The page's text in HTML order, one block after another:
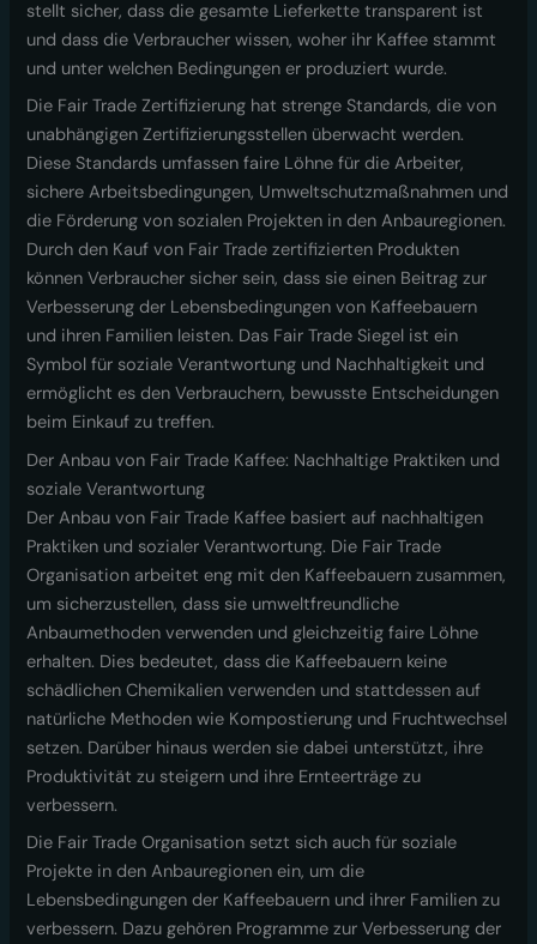
stellt sicher, dass die gesamte Lieferkette transparent ist
und dass die Verbraucher wissen, woher ihr Kaffee stammt
und unter welchen Bedingungen er produziert wurde.
Die Fair Trade Zertifizierung hat strenge Standards, die von
unabhängigen Zertifizierungsstellen überwacht werden.
Diese Standards umfassen faire Löhne für die Arbeiter,
sichere Arbeitsbedingungen, Umweltschutzmaßnahmen und
die Förderung von sozialen Projekten in den Anbauregionen.
Durch den Kauf von Fair Trade zertifizierten Produkten
können Verbraucher sicher sein, dass sie einen Beitrag zur
Verbesserung der Lebensbedingungen von Kaffeebauern
und ihren Familien leisten. Das Fair Trade Siegel ist ein
Symbol für soziale Verantwortung und Nachhaltigkeit und
ermöglicht es den Verbrauchern, bewusste Entscheidungen
beim Einkauf zu treffen.
Der Anbau von Fair Trade Kaffee: Nachhaltige Praktiken und
soziale Verantwortung
Der Anbau von Fair Trade Kaffee basiert auf nachhaltigen
Praktiken und sozialer Verantwortung. Die Fair Trade
Organisation arbeitet eng mit den Kaffeebauern zusammen,
um sicherzustellen, dass sie umweltfreundliche
Anbaumethoden verwenden und gleichzeitig faire Löhne
erhalten. Dies bedeutet, dass die Kaffeebauern keine
schädlichen Chemikalien verwenden und stattdessen auf
natürliche Methoden wie Kompostierung und Fruchtwechsel
setzen. Darüber hinaus werden sie dabei unterstützt, ihre
Produktivität zu steigern und ihre Ernteerträge zu
verbessern.
Die Fair Trade Organisation setzt sich auch für soziale
Projekte in den Anbauregionen ein, um die
Lebensbedingungen der Kaffeebauern und ihrer Familien zu
verbessern. Dazu gehören Programme zur Verbesserung der